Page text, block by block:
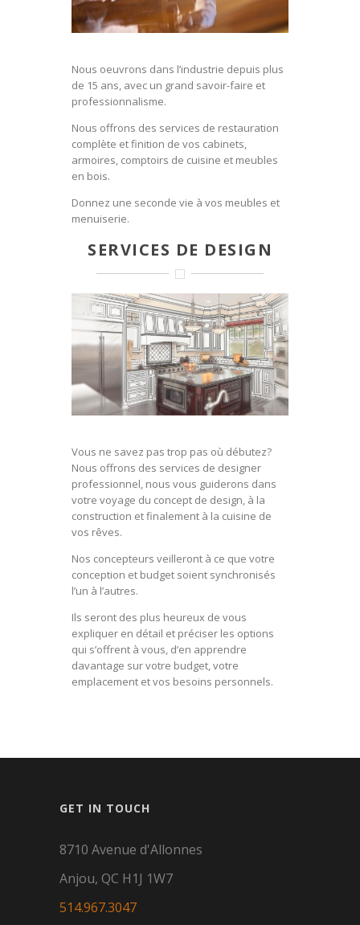
Nous oeuvrons dans l’industrie depuis plus
de 15 ans, avec un grand savoir-faire et
professionnalisme.
Nous offrons des services de restauration
complète et finition de vos cabinets,
armoires, comptoirs de cuisine et meubles
en bois.
Donnez une seconde vie à vos meubles et
menuiserie.
SERVICES DE DESIGN
Vous ne savez pas trop pas où débutez?
Nous offrons des services de designer
professionnel, nous vous guiderons dans
votre voyage du concept de design, à la
construction et finalement à la cuisine de
vos rêves.
Nos concepteurs veilleront à ce que votre
conception et budget soient synchronisés
l’un à l’autres.
Ils seront des plus heureux de vous
expliquer en détail et préciser les options
qui s’offrent à vous, d’en apprendre
davantage sur votre budget, votre
emplacement et vos besoins personnels.
GET IN TOUCH
8710 Avenue d'Allonnes
Anjou, QC H1J 1W7
514.967.3047